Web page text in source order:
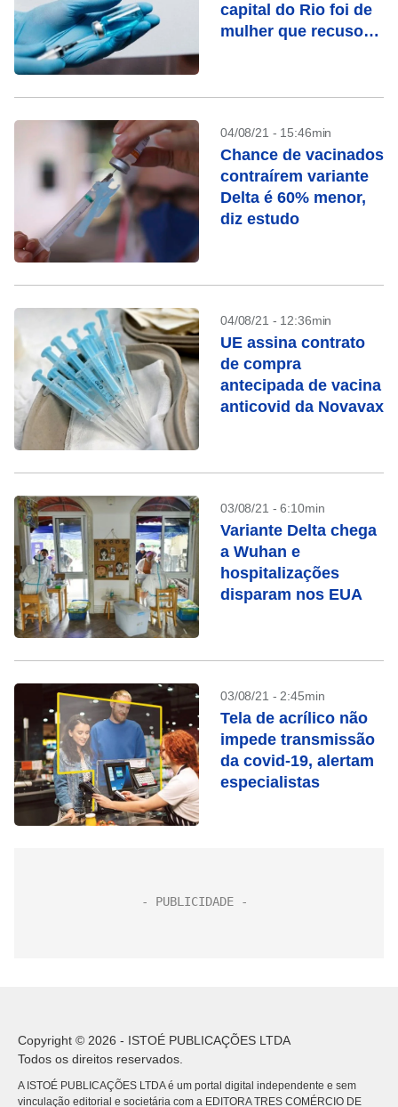
capital do Rio foi de
mulher que recusou
04/08/21 - 15:46min
Chance de vacinados
contraírem variante
Delta é 60% menor,
diz estudo
04/08/21 - 12:36min
UE assina contrato
de compra
antecipada de vacina
anticovid da Novavax
03/08/21 - 6:10min
Variante Delta chega
a Wuhan e
hospitalizações
disparam nos EUA
03/08/21 - 2:45min
Tela de acrílico não
impede transmissão
da covid-19, alertam
especialistas
Copyright © 2026 - ISTOÉ PUBLICAÇÕES LTDA
Todos os direitos reservados.
A ISTOÉ PUBLICAÇÕES LTDA é um portal digital independente e sem
vinculação editorial e societária com a EDITORA TRES COMÉRCIO DE